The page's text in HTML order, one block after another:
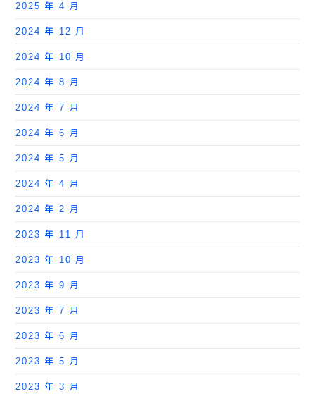
2025 年 4 月
2024 年 12 月
2024 年 10 月
2024 年 8 月
2024 年 7 月
2024 年 6 月
2024 年 5 月
2024 年 4 月
2024 年 2 月
2023 年 11 月
2023 年 10 月
2023 年 9 月
2023 年 7 月
2023 年 6 月
2023 年 5 月
2023 年 3 月